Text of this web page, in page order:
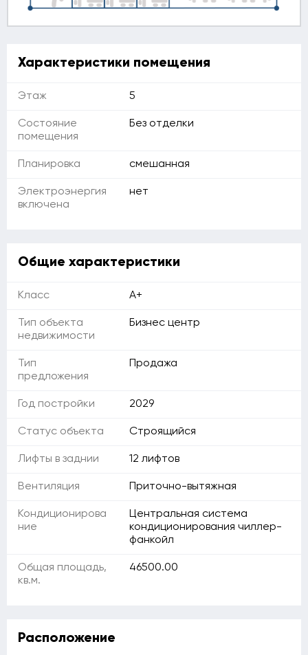
Характеристики помещения
Этаж 5
Состояние
помещения
Без отделки
Планировка смешанная
Электроэнергия
включена
нет
Общие характеристики
Класс A+
Тип объекта
недвижимости
Бизнес центр
Тип
предложения
Продажа
Год постройки 2029
Статус объекта Строящийся
Лифты в заднии 12 лифтов
Вентиляция Приточно-вытяжная
Кондиционирова
ние
Центральная система
кондиционирования чиллер-
фанкойл
Общая площадь,
кв.м.
46500.00
Расположение